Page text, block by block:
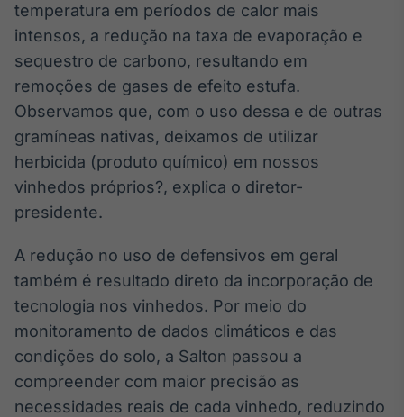
temperatura em períodos de calor mais
intensos, a redução na taxa de evaporação e
sequestro de carbono, resultando em
remoções de gases de efeito estufa.
Observamos que, com o uso dessa e de outras
gramíneas nativas, deixamos de utilizar
herbicida (produto químico) em nossos
vinhedos próprios?, explica o diretor-
presidente.
A redução no uso de defensivos em geral
também é resultado direto da incorporação de
tecnologia nos vinhedos. Por meio do
monitoramento de dados climáticos e das
condições do solo, a Salton passou a
compreender com maior precisão as
necessidades reais de cada vinhedo, reduzindo